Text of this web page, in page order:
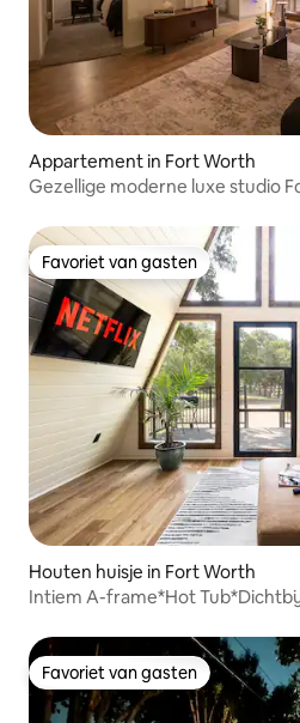
Appartement in Fort Worth
Favoriet van gasten
Favoriet van gasten
Houten huisje in Fort Worth
Intiem A-frame*Hot
Favoriet van gasten
Favoriet van gasten